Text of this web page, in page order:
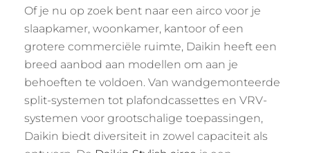
Of je nu op zoek bent naar een airco voor je
slaapkamer, woonkamer, kantoor of een
grotere commerciële ruimte, Daikin heeft een
breed aanbod aan modellen om aan je
behoeften te voldoen. Van wandgemonteerde
split-systemen tot plafondcassettes en VRV-
systemen voor grootschalige toepassingen,
Daikin biedt diversiteit in zowel capaciteit als